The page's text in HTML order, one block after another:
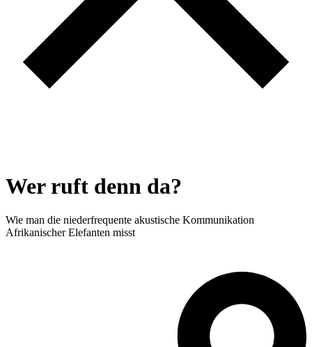
Wer ruft denn da?
Wie man die niederfrequente akustische Kommunikation
Afrikanischer Elefanten misst